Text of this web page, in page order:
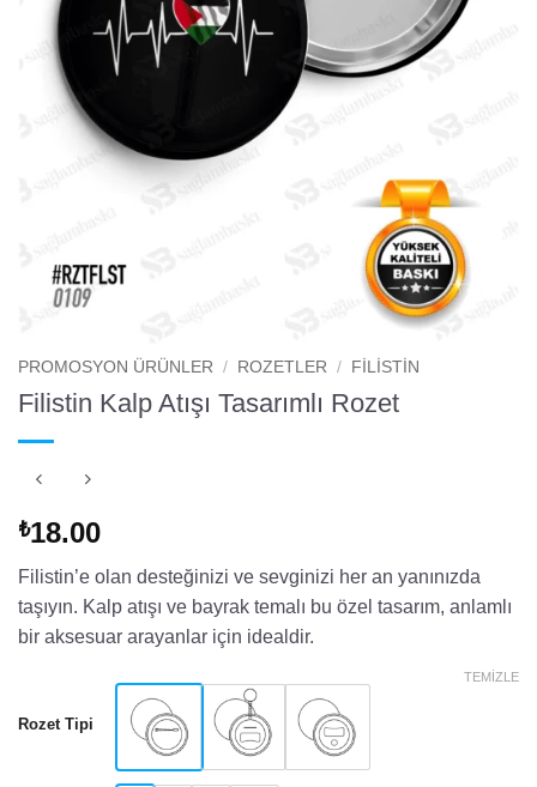
PROMOSYON ÜRÜNLER / ROZETLER / FILISTIN
Filistin Kalp Atışı Tasarımlı Rozet
₺18.00
Filistin’e olan desteğinizi ve sevginizi her an yanınızda
taşıyın. Kalp atışı ve bayrak temalı bu özel tasarım, anlamlı
bir aksesuar arayanlar için idealdir.
Rozet Tipi
TEMIZLE